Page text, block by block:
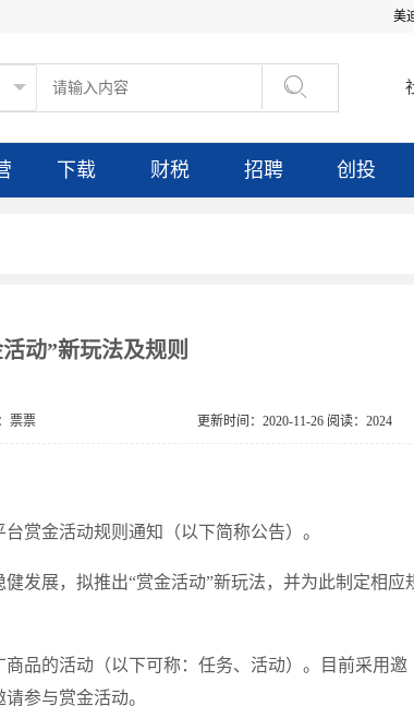
美

下载 财税 招聘 创投
动”新玩法及规则
票票 更新时间：2020-11-26 阅读：2024
赏金活动规则通知（以下简称公告）。
发展，拟推出“赏金活动”新玩法，并为此制定相应
品的活动（以下可称：任务、活动）。目前采用邀
参与赏金活动。